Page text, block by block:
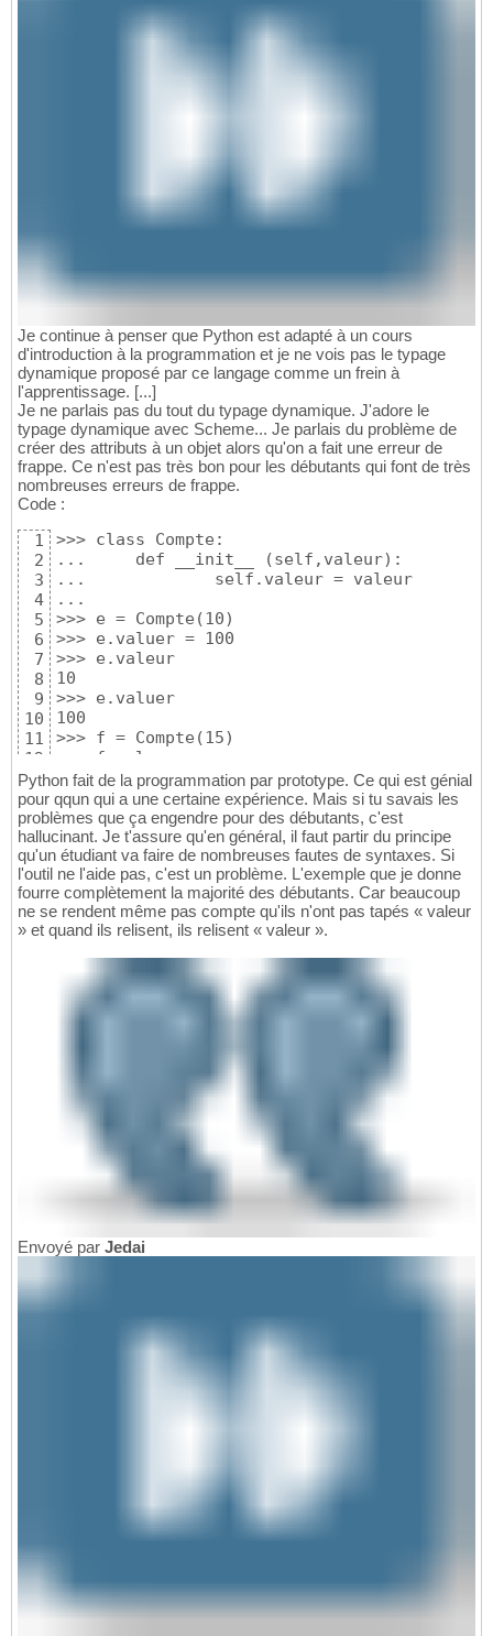
Je continue à penser que Python est adapté à un cours
d'introduction à la programmation et je ne vois pas le typage
dynamique proposé par ce langage comme un frein à
l'apprentissage. [...]
Je ne parlais pas du tout du typage dynamique. J'adore le
typage dynamique avec Scheme... Je parlais du problème de
créer des attributs à un objet alors qu'on a fait une erreur de
frappe. Ce n'est pas très bon pour les débutants qui font de très
nombreuses erreurs de frappe.
Code :
1
2
3
4
5
6
7
8
9
10
11
12
13
14
15
16
>>> class Compte:
...     def __init__ (self,valeur):
...             self.valeur = valeur
...
>>> e = Compte(10)
>>> e.valuer = 100
>>> e.valeur
10
>>> e.valuer
100
>>> f = Compte(15)
>>> f.valuer
Traceback (most recent call last):
  File "<stdin>", line 1, in ?
AttributeError: Compte instance has no
Python fait de la programmation par prototype. Ce qui est génial
pour qqun qui a une certaine expérience. Mais si tu savais les
problèmes que ça engendre pour des débutants, c'est
hallucinant. Je t'assure qu'en général, il faut partir du principe
qu'un étudiant va faire de nombreuses fautes de syntaxes. Si
l'outil ne l'aide pas, c'est un problème. L'exemple que je donne
fourre complètement la majorité des débutants. Car beaucoup
ne se rendent même pas compte qu'ils n'ont pas tapés « valeur
» et quand ils relisent, ils relisent « valeur ».
Envoyé par Jedai